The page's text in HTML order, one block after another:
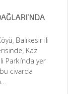
Balıkesir ili
Kaz
Parkı’nda yer
civarda